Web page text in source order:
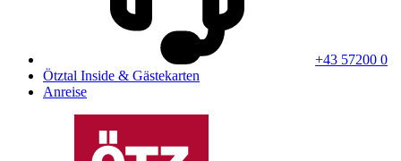
+43 57200 0
Ötztal Inside & Gästekarten
Anreise